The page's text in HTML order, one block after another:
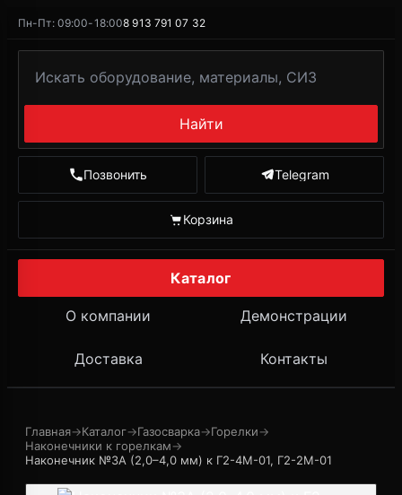
Пн-Пт: 09:00-18:008 913 791 07 32
Найти
Позвонить Telegram
Корзина
Каталог
О компании Демонстрации
Доставка Контакты
Главная→Каталог→Газосварка→Горелки→
Наконечники к горелкам→
Наконечник №3А (2,0–4,0 мм) к Г2-4М-01, Г2-2М-01